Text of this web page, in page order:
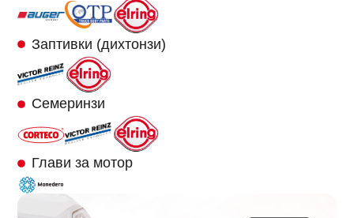
Заптивки (дихтонзи)
Семеринзи
Глави за мотор